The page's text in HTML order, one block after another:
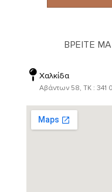
ΒΡΕΙΤΕ
Χαλκίδα
Αβάντων 58, ΤΚ : 341